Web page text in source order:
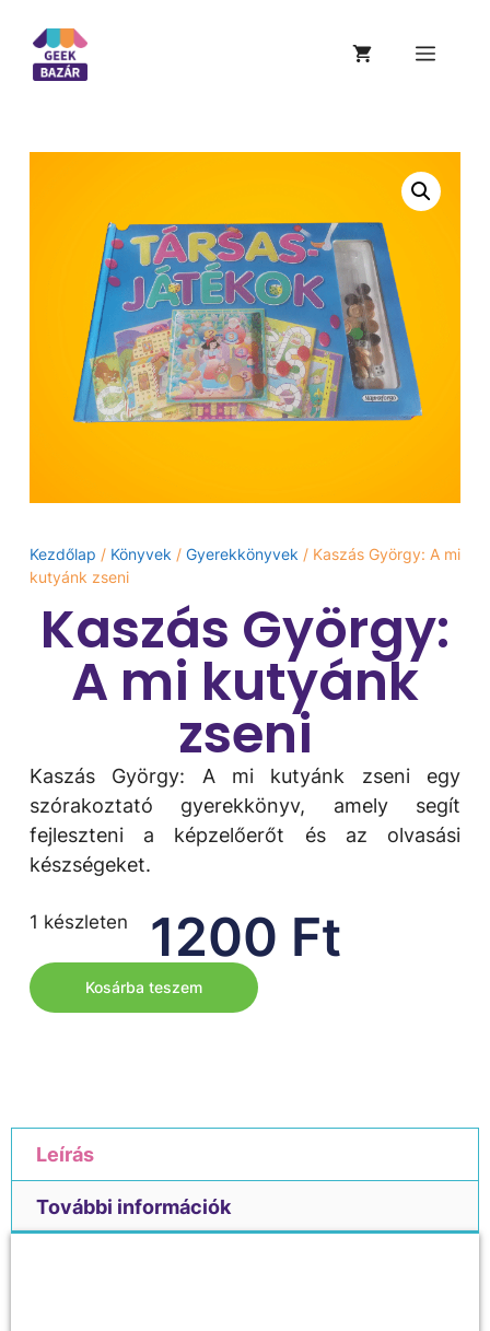
Kezdőlap / Könyvek/ Gyerekkönyvek/ Kaszás György: A ​mi
kutyánk zseni
Kaszás György:
A ​mi kutyánk
zseni
Kaszás György: A ​mi kutyánk zseni egy
szórakoztató gyerekkönyv, amely segít
fejleszteni a képzelőerőt és az olvasási
készségeket.
1200 Ft
1 készleten
Kosárba teszem
Leírás
További információk